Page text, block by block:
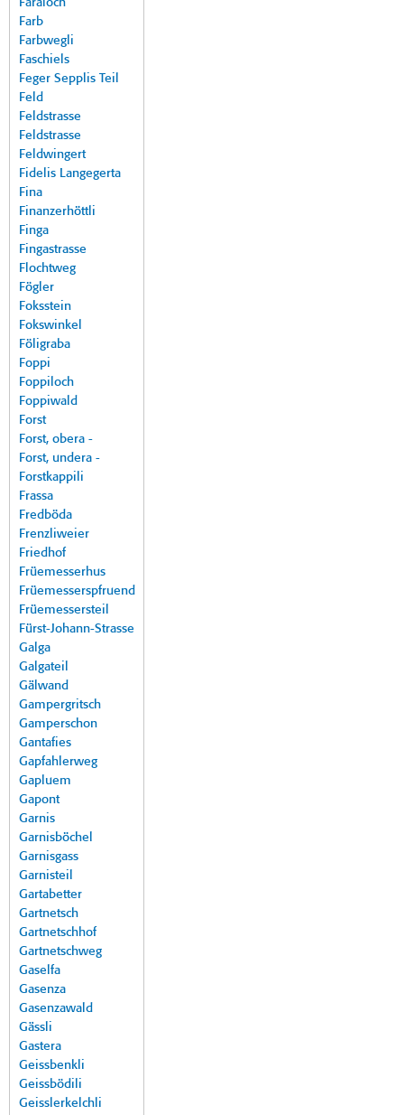
Faraloch
Farb
Farbwegli
Faschiels
Feger Sepplis Teil
Feld
Feldstrasse
Feldstrasse
Feldwingert
Fidelis Langegerta
Fina
Finanzerhöttli
Finga
Fingastrasse
Flochtweg
Fögler
Foksstein
Fokswinkel
Föligraba
Foppi
Foppiloch
Foppiwald
Forst
Forst, obera -
Forst, undera -
Forstkappili
Frassa
Fredböda
Frenzliweier
Friedhof
Früemesserhus
Früemesserspfruend
Früemessersteil
Fürst-Johann-Strasse
Galga
Galgateil
Gälwand
Gampergritsch
Gamperschon
Gantafies
Gapfahlerweg
Gapluem
Gapont
Garnis
Garnisböchel
Garnisgass
Garnisteil
Gartabetter
Gartnetsch
Gartnetschhof
Gartnetschweg
Gaselfa
Gasenza
Gasenzawald
Gässli
Gastera
Geissbenkli
Geissbödili
Geisslerkelchli